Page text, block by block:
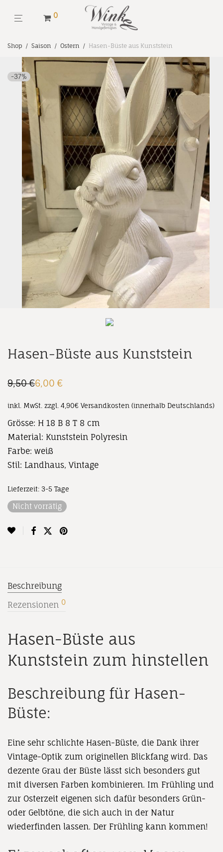
0
Shop / Saison / Ostern / Hasen-Büste aus Kunststein
-37%
Hasen-Büste aus Kunststein
9,50€
Ursprünglicher
9,50 €
6,00 €
Aktueller
6,00 €.
inkl. MwSt. zzgl. 4,90€ Versandkosten (innerhalb Deutschlands)
Grösse: H 18 B 8 T 8 cm
Material: Kunststein Polyresin
Farbe: weiß
Stil: Landhaus, Vintage
Lieferzeit: 3-5 Tage
Nicht vorrätig
Beschreibung
Rezensionen 0
Hasen-Büste aus
Kunststein zum hinstellen
Beschreibung für Hasen-
Büste:
Eine sehr schlichte Hasen-Büste, die Dank ihrer
Vintage-Optik zum originellen Blickfang wird. Das
dezente Grau der Büste lässt sich besonders gut
mit diversen Farben kombinieren. Im Frühling und
zur Osterzeit eigenen sich dafür besonders Grün-
oder Gelbtöne, die sich auch in der Natur
wiederfinden lassen. Der Frühling kann kommen!